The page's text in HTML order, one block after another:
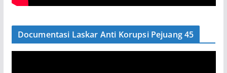
Documentasi Laskar Anti Korupsi Pejuang 45